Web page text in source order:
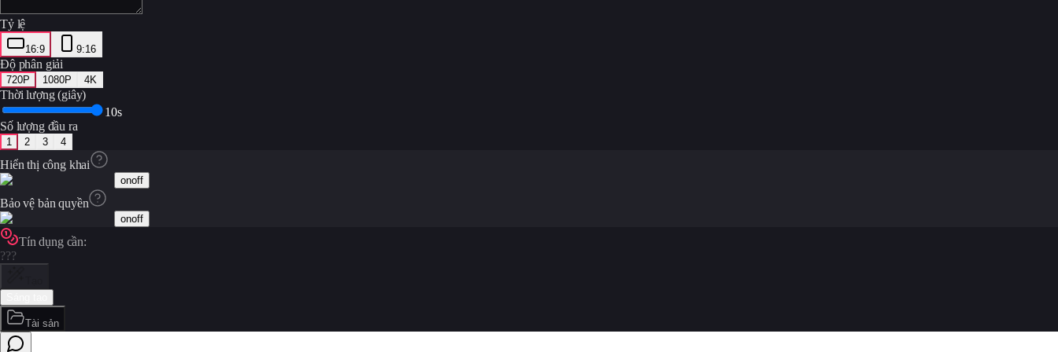
Tỷ lệ
16:9 9:16
Độ phân giải
720P 1080P 4K
Thời lượng (giây)
10s
Số lượng đầu ra
1 2 3 4
Hiển thị công khai
onoff
Bảo vệ bản quyền
onoff
Tín dụng cần:
???
Tài sản